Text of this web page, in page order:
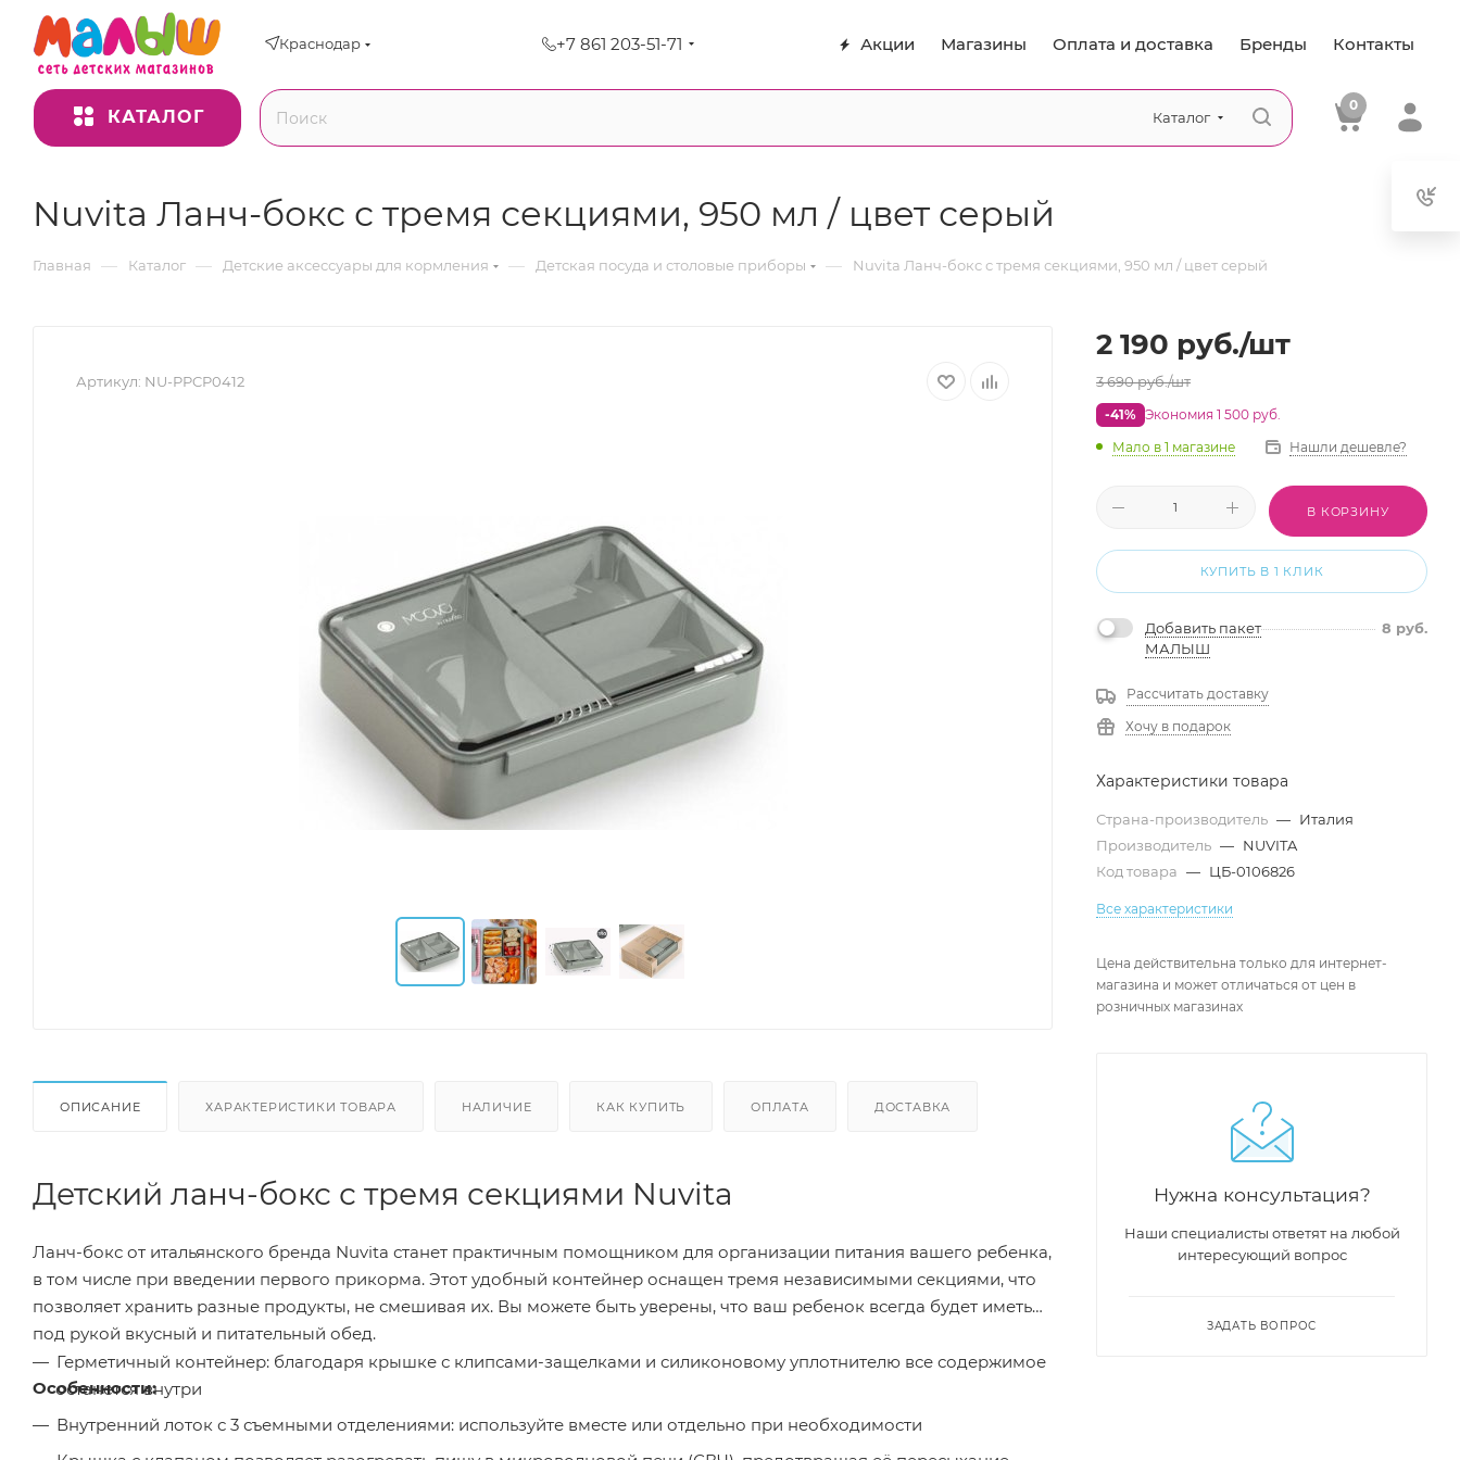
Краснодар +7 861 203-51-71 Акции Магазины Оплата и доставка Бренды Контакты
КАТАЛОГ Каталог
0
Nuvita Ланч-бокс с тремя секциями, 950 мл / цвет серый
Главная — Каталог — Детские аксессуары для кормления — Детская посуда и столовые приборы — Nuvita Ланч-бокс с тремя секциями, 950 мл / цвет серый
Артикул: NU-PPCP0412
ОПИСАНИЕ ХАРАКТЕРИСТИКИ ТОВАРА НАЛИЧИЕ КАК КУПИТЬ ОПЛАТА ДОСТАВКА
Детский ланч-бокс с тремя секциями Nuvita
Ланч-бокс от итальянского бренда Nuvita станет практичным помощником для организации питания вашего ребенка,
в том числе при введении первого прикорма. Этот удобный контейнер оснащен тремя независимыми секциями, что
позволяет хранить разные продукты, не смешивая их. Вы можете быть уверены, что ваш ребенок всегда будет иметь
под рукой вкусный и питательный обед.
Особенности:
Герметичный контейнер: благодаря крышке с клипсами-защелками и силиконовому уплотнителю все содержимое
останется внутри
Внутренний лоток с 3 съемными отделениями: используйте вместе или отдельно при необходимости
2 190 руб./шт
3 690руб./шт
-41% Экономия 1 500 руб.
Мало в 1 магазине Нашли дешевле?
В КОРЗИНУ
КУПИТЬ В 1 КЛИК
Добавить пакет
МАЛЫШ
8 руб.
Рассчитать доставку
Хочу в подарок
Характеристики товара
Страна-производитель — Италия
Производитель — NUVITA
Код товара — ЦБ-0106826
Все характеристики
Цена действительна только для интернет-
магазина и может отличаться от цен в
розничных магазинах
Нужна консультация?
Наши специалисты ответят на любой
интересующий вопрос
ЗАДАТЬ ВОПРОС